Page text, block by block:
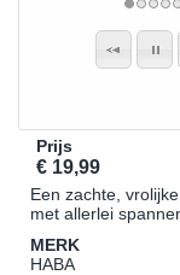
Prijs
€ 19,99
Een zachte,
met allerlei
MERK
HABA